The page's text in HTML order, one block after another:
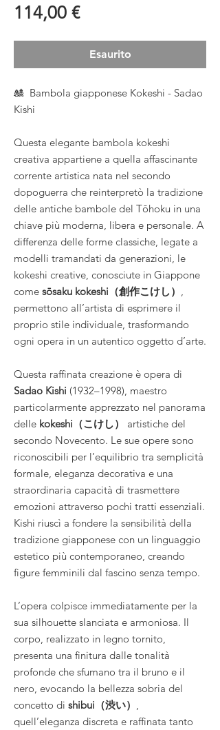
114,00 €Prezzo
Esaurito
🎎 Bambola giapponese Kokeshi - Sadao
Kishi
Questa elegante bambola kokeshi
creativa appartiene a quella affascinante
corrente artistica nata nel secondo
dopoguerra che reinterpretò la tradizione
delle antiche bambole del Tōhoku in una
chiave più moderna, libera e personale. A
differenza delle forme classiche, legate a
modelli tramandati da generazioni, le
kokeshi creative, conosciute in Giappone
come sōsaku kokeshi（創作こけし） ,
permettono all’artista di esprimere il
proprio stile individuale, trasformando
ogni opera in un autentico oggetto d’arte.
Questa raffinata creazione è opera di
Sadao Kishi (1932–1998), maestro
particolarmente apprezzato nel panorama
delle kokeshi（こけし）
artistiche del
secondo Novecento. Le sue opere sono
riconoscibili per l’equilibrio tra semplicità
formale, eleganza decorativa e una
straordinaria capacità di trasmettere
emozioni attraverso pochi tratti essenziali.
Kishi riuscì a fondere la sensibilità della
tradizione giapponese con un linguaggio
estetico più contemporaneo, creando
figure femminili dal fascino senza tempo.
L’opera colpisce immediatamente per la
sua silhouette slanciata e armoniosa. Il
corpo, realizzato in legno tornito,
presenta una finitura dalle tonalità
profonde che sfumano tra il bruno e il
nero, evocando la bellezza sobria del
concetto di shibui（渋い） ,
quell’eleganza discreta e raffinata tanto